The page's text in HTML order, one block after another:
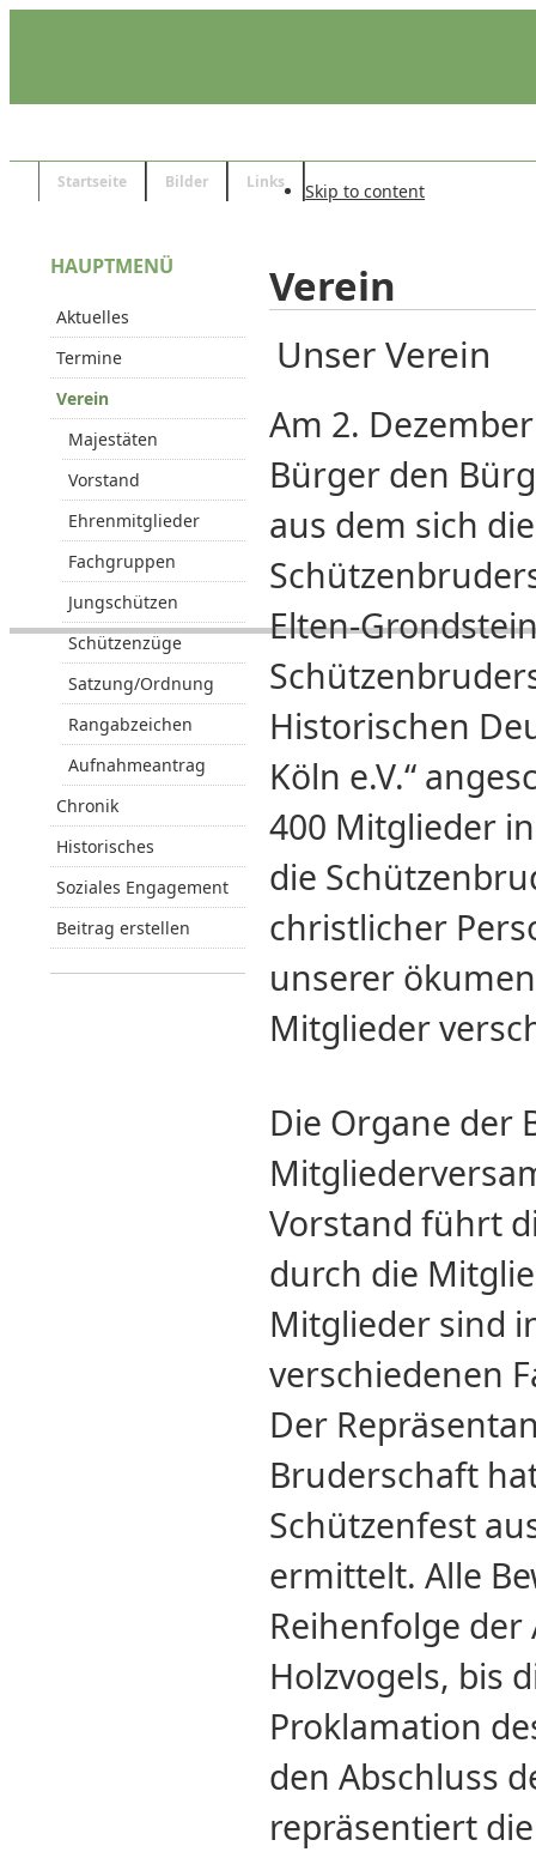
Startseite Bilder Links Skip to content
Verein
Unser Verein
Am 2.
Bürger den
aus dem sich
Elten-
Historischen
Köln e.V.“
400 Mitglieder
die
christlicher
unserer
Mitglieder
Die Organe der
Vorstand führt
durch die
Mitglieder sind
verschiedenen
Der
Bruderschaft
Schützenfest
ermittelt. Alle
Reihenfolge
Holzvogels, bis
Proklamation
den Abschluss
repräsentiert
HAUPTMENÜ
Aktuelles
Termine
Verein
Majestäten
Vorstand
Ehrenmitglieder
Fachgruppen
Jungschützen
Schützenzüge
Satzung/Ordnung
Rangabzeichen
Aufnahmeantrag
Chronik
Historisches
Soziales Engagement
Beitrag erstellen